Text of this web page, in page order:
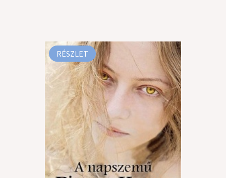
RÉSZLET